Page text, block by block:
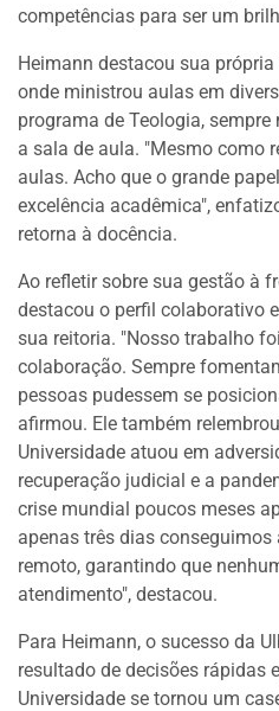
competências para ser um
Heimann destacou sua
onde ministrou aulas em
programa de Teologia,
a sala de aula. "Mesmo como
aulas. Acho que o grande
excelência acadêmica",
retorna à docência.
Ao refletir sobre sua gestão à
destacou o perfil colaborativo
sua reitoria. "Nosso trabalho
colaboração. Sempre
pessoas pudessem se
afirmou. Ele também
Universidade atuou em
recuperação judicial e a
crise mundial poucos meses
apenas três dias
remoto, garantindo que
atendimento", destacou.
Para Heimann, o sucesso da
resultado de decisões rápidas
Universidade se tornou um